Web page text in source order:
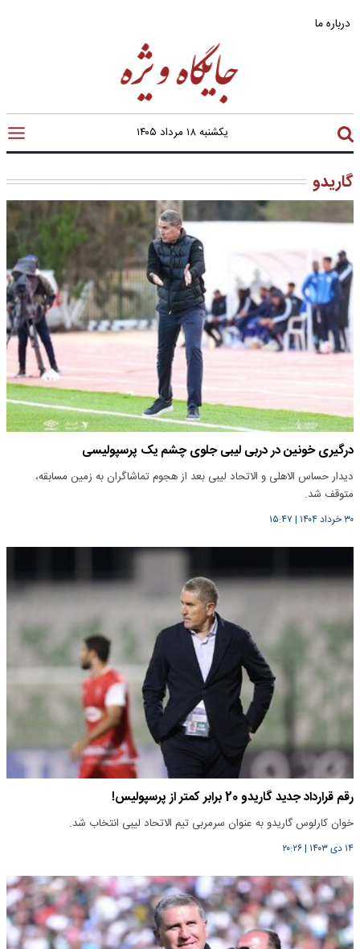
درباره ما
یکشنبه ۱۸ مرداد ۱۴۰۵
گاریدو
درگیری خونین در دربی لیبی جلوی چشم یک پرسپولیسی
دیدار حساس الاهلی و الاتحاد لیبی بعد از هجوم تماشاگران به زمین مسابقه،
متوقف شد.
۳۰ خرداد ۱۴۰۴ | ۱۵:۴۷
رقم قرارداد جدید گاریدو 20 برابر کمتر از پرسپولیس!
خوان کارلوس گاریدو به عنوان سرمربی تیم الاتحاد لیبی انتخاب شد.
۱۴ دی ۱۴۰۳ |۲۰:۲۶